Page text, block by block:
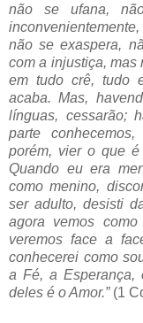
não se ufana,
não se exaspera,
com a injustiça, mas
em tudo crê, tudo
acaba. Mas,
línguas, cessarão;
parte
porém, vier o que é
Quando eu era
como menino,
ser adulto, desisti
agora vemos
veremos face a
conhecerei como
a Fé, a Esperança,
deles é o Amor.” (1